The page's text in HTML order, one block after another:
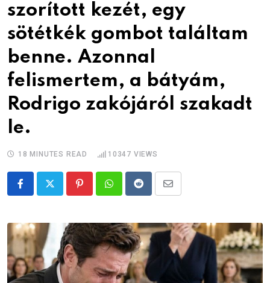
szorított kezét, egy
sötétkék gombot találtam
benne. Azonnal
felismertem, a bátyám,
Rodrigo zakójáról szakadt
le.
18 MINUTES READ 10347 VIEWS
PinterestWhatsappRedditShare
Email